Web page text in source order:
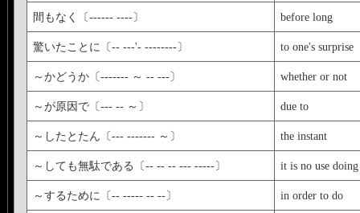
間もなく〔------ ----〕 before long
驚いたことに〔-- ---'- --------〕 to one's surprise
～かどうか〔------- ～ -- ---〕 whether or not
～が原因で〔--- -- ～〕 due to
～したとたん〔--- ------- ～〕 the instant
～しても無駄である〔-- -- -- --- -----〕 it is no use doing
～するために〔-- ----- -- --〕 in order to do